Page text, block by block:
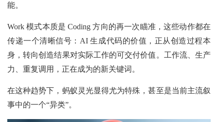
能。
Work 模式本质是 Coding 方向的再一次瞄准，这些动作都在
传递一个清晰信号：AI 生成代码的价值，正从创造过程本
身，转向创造结果对实际工作的可交付价值。工作流、生产
力、重复调用，正在成为的新关键词。
在这种趋势下，蚂蚁灵光显得尤为特殊，甚至是当前主流叙
事中的一个“异类”。